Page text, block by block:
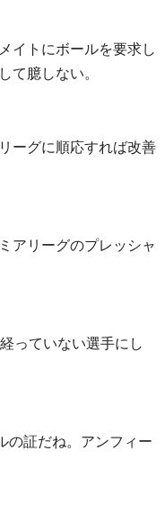
イトにボールを要求し
て臆しない。
ーグに順応すれば改善
アリーグのプレッシャ
っていない選手にし
の証だね。アンフィー